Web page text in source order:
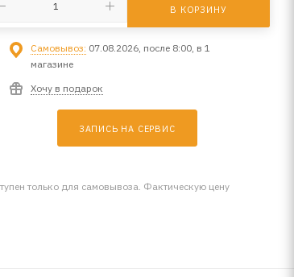
В КОРЗИНУ
Самовывоз: 07.08.2026, после 8:00, в 1
магазине
Хочу в подарок
ЗАПИСЬ НА СЕРВИС
только для самовывоза. Фактическую цену